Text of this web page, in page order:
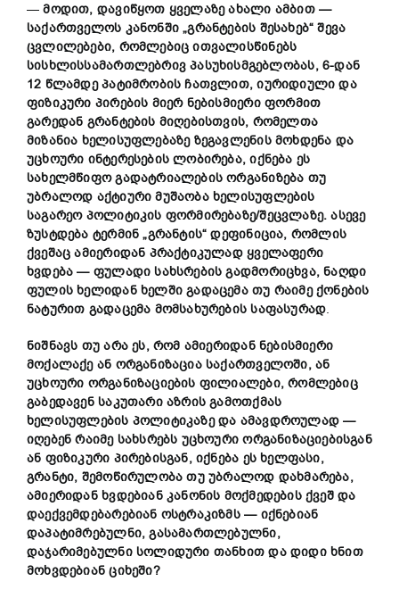
—მოდით, დავიწყოთ ყველაზეახალი ამბით —
საქართველოს კანონში „გრანტების შესახებ“შევა
ცვლილებები, რომლებიცითვალისწინებს
სისხლისსამართლებრივპასუხისმგებლობას, 6-დან
12 წლამდეპატიმრობისჩათვლით,იურიდიულიდა
ფიზიკური პირების მიერ ნებისმიერი ფორმით
გარედან გრანტების მიღებისთვის, რომელთა
მიზანია ხელისუფლებაზე ზეგავლენის მოხდენა და
უცხოური ინტერესებისლობირება,იქნება ეს
სახელმწიფოგადატრიალებისორგანიზება თუ
უბრალოდ აქტიურიმუშაობახელისუფლების
საგარეო პოლიტიკის ფორმირებაზე/შეცვლაზე.ასევე
ზუსტდება ტერმინ „გრანტის“დეფინიცია, რომლის
ქვეშაცამიერიდან პრაქტიკულადყველაფერი
ხვდება — ფულადისახსრებისგადმორიცხვა,ნაღდი
ფულისხელიდან ხელშიგადაცემათუ რაიმექონების
ნატურით გადაცემა მომსახურებისსაფასურად.
ნიშნავს თუარაეს, რომ ამიერიდან ნებისმიერი
მოქალაქე ან ორგანიზაციასაქართველოში, ან
უცხოური ორგანიზაციების ფილიალები,რომლებიც
გაბედავენსაკუთარი აზრისგამოთქმას
ხელისუფლების პოლიტიკაზედა ამავდროულად —
იღებენრაიმე სახსრებს უცხოურიორგანიზაციებისგან
ან ფიზიკური პირებისგან,იქნება ესხელფასი,
გრანტი, შემოწირულობათუუბრალოდ დახმარება,
ამიერიდანხვდებიან კანონის მოქმედების ქვეშდა
დაექვემდებარებიან ოსტრაკიზმს — იქნებიან
დაპატიმრებულნი,გასამართლებულნი,
დაჯარიმებულნი სოლიდური თანხითდა დიდიხნით
მოხვდებიანციხეში?